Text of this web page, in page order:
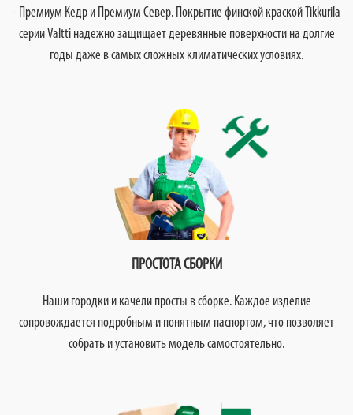
- Премиум Кедр и Премиум Север. Покрытие финской краской Tikkurila
серии Valtti надежно защищает деревянные поверхности на долгие
годы даже в самых сложных климатических условиях.
ПРОСТОТА СБОРКИ
Наши городки и качели просты в сборке. Каждое изделие
сопровождается подробным и понятным паспортом, что позволяет
собрать и установить модель самостоятельно.